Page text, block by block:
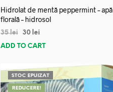
Hidrolat de mentă peppermint – apă
florală – hidrosol
35lei 30 lei
ADD TO CART
STOC EPUIZAT
REDUCERE!